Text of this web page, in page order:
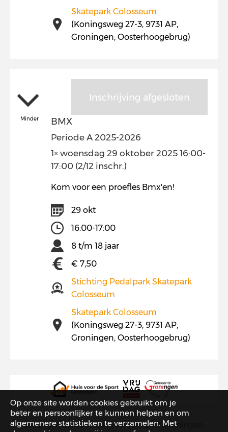
Op onze site worden cookies gebruikt om je
beter en persoonlijker te kunnen helpen en om
algemenere statistieken te verzamelen. Met
Skatepark Colosseum
(Koningsweg 27-3, 9731 AP,
Groningen, Oosterhoogebrug)
Inschrijving afgesloten
Minder BMX
Periode A 2025-2026
1× woensdag 29 oktober 2025 16:00-
17:00 (2/12 inschr.)
Kom voor een proefles Bmx'en!
29 okt
16:00-17:00
8 t/m 18 jaar
€ 7,50
Stichting Pedalpark Skatepark
Colosseum
Skatepark Colosseum
(Koningsweg 27-3, 9731 AP,
Groningen, Oosterhoogebrug)
copyright © 2026Huis voor de Sport Groningen